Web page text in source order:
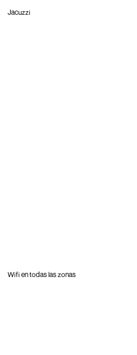
Jacuzzi
Wifi en todas las zonas